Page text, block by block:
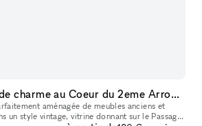
Pop up Boutique de charme au Coeur du 2eme Arrondissement
aménagée de meubles anciens et